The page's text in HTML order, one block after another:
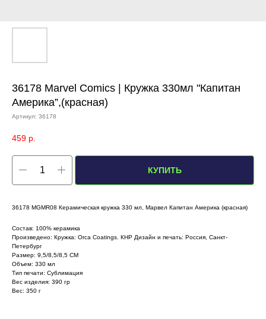
36178 Marvel Comics | Кружка 330мл "Капитан
Америка”,(красная)
Артикул: 36178
459 р.
КУПИТЬ
36178 MGMR08 Керамическая кружка 330 мл, Марвел Капитан Америка (красная)
Состав: 100% керамика
Произведено: Кружка: Orca Coatings. КНР Дизайн и печать: Россия, Санкт-
Петербург
Размер: 9,5/8,5/8,5 СМ
Объем: 330 мл
Тип печати: Сублимация
Вес изделия: 390 гр
Вес: 350 г